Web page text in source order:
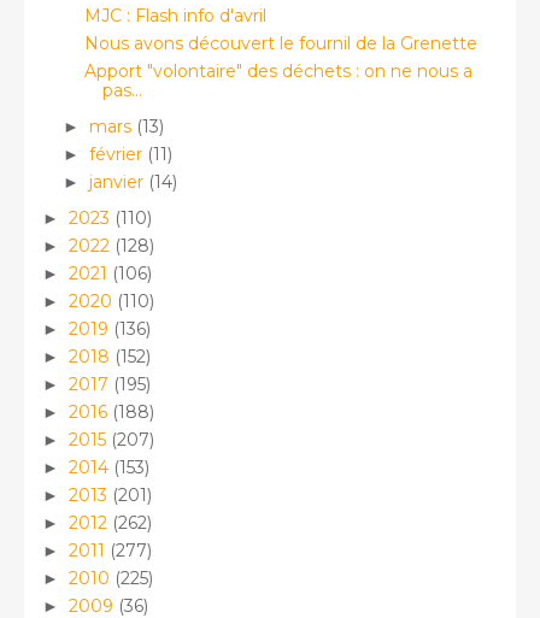
MJC : Flash info d'avril
Nous avons découvert le fournil de la Grenette
Apport "volontaire" des déchets : on ne nous a
pas...
► mars (13)
► février (11)
► janvier (14)
► 2023 (110)
► 2022 (128)
► 2021 (106)
► 2020 (110)
► 2019 (136)
► 2018 (152)
► 2017 (195)
► 2016 (188)
► 2015 (207)
► 2014 (153)
► 2013 (201)
► 2012 (262)
► 2011 (277)
► 2010 (225)
► 2009 (36)